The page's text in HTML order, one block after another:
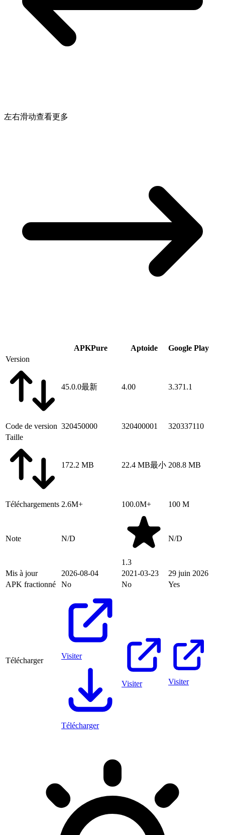
左右滑动查看更多
APKPure Aptoide
Google Play
Version
45.0.0最新 4.00 3.371.1
Code de version 320450000 320400001
320337110
Taille
172.2 MB 22.4 MB最小 208.8 MB
Téléchargements 2.6M+ 100.0M+ 100 M
Note N/D
1.3
N/D
Mis à jour 2026-08-04 2021-03-23
29 juin 2026
APK fractionné
No No Yes
Télécharger
Visiter
Télécharger
Visiter Visiter